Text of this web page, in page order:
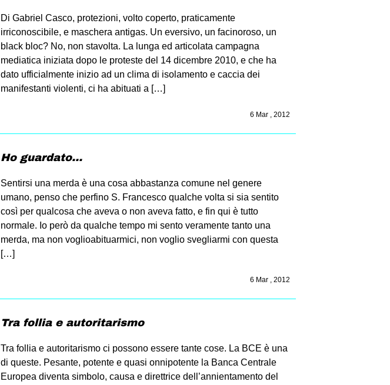
Di Gabriel Casco, protezioni, volto coperto, praticamente
irriconoscibile, e maschera antigas. Un eversivo, un facinoroso, un
black bloc? No, non stavolta. La lunga ed articolata campagna
mediatica iniziata dopo le proteste del 14 dicembre 2010, e che ha
dato ufficialmente inizio ad un clima di isolamento e caccia dei
manifestanti violenti, ci ha abituati a […]
6 Mar , 2012
Ho guardato…
Sentirsi una merda è una cosa abbastanza comune nel genere
umano, penso che perfino S. Francesco qualche volta si sia sentito
così per qualcosa che aveva o non aveva fatto, e fin qui è tutto
normale. Io però da qualche tempo mi sento veramente tanto una
merda, ma non voglioabituarmici, non voglio svegliarmi con questa
[…]
6 Mar , 2012
Tra follia e autoritarismo
Tra follia e autoritarismo ci possono essere tante cose. La BCE è una
di queste. Pesante, potente e quasi onnipotente la Banca Centrale
Europea diventa simbolo, causa e direttrice dell’annientamento del